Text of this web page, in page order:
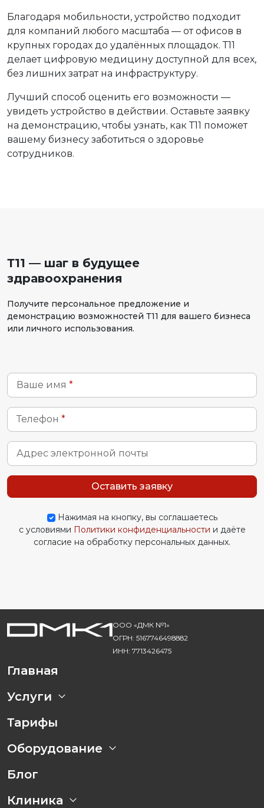
Благодаря мобильности, устройство подходит
для компаний любого масштаба — от офисов в
крупных городах до удалённых площадок. Т11
делает цифровую медицину доступной для всех,
без лишних затрат на инфраструктуру.
Лучший способ оценить его возможности —
увидеть устройство в действии. Оставьте заявку
на демонстрацию, чтобы узнать, как Т11 поможет
вашему бизнесу заботиться о здоровье
сотрудников.
Т11 — шаг в будущее
здравоохранения
Получите персональное предложение и
демонстрацию возможностей Т11 для вашего бизнеса
или личного использования.
Ваше имя *
Телефон *
Адрес электронной почты
Оставить заявку
Нажимая на кнопку, вы соглашаетесь
с условиями Политики конфиденциальности и даёте
согласие на обработку персональных данных.
ООО «ДМК №1»
ОГРН: 5167746498882
ИНН: 7713426475
Главная
Услуги
Тарифы
Оборудование
Блог
Клиника